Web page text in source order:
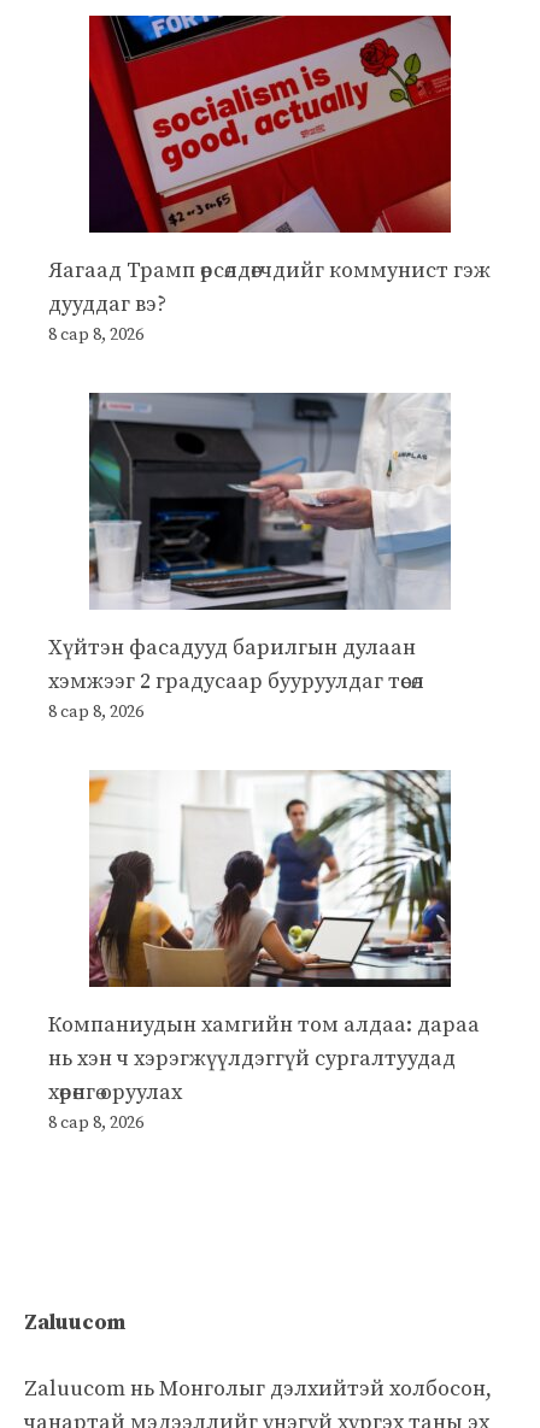
Яагаад Трамп өрсөлдөгчдийг коммунист гэж
дууддаг вэ?
8 сар 8, 2026
Хүйтэн фасадууд барилгын дулаан
хэмжээг 2 градусаар бууруулдаг төсөл
8 сар 8, 2026
Компаниудын хамгийн том алдаа: дараа
нь хэн ч хэрэгжүүлдэггүй сургалтуудад
хөрөнгө оруулах
8 сар 8, 2026
Zaluucom
Zaluucom нь Монголыг дэлхийтэй холбосон,
чанартай мэдээллийг үнэгүй хүргэх таны эх